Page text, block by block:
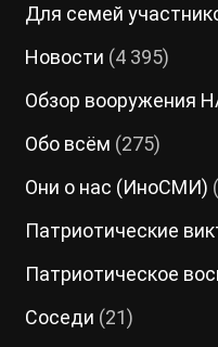
Для семей
Новости (4 395)
Обзор вооружения
Обо всём (275)
Они о нас (ИноСМИ)
Патриотические
Патриотическое
Соседи (21)